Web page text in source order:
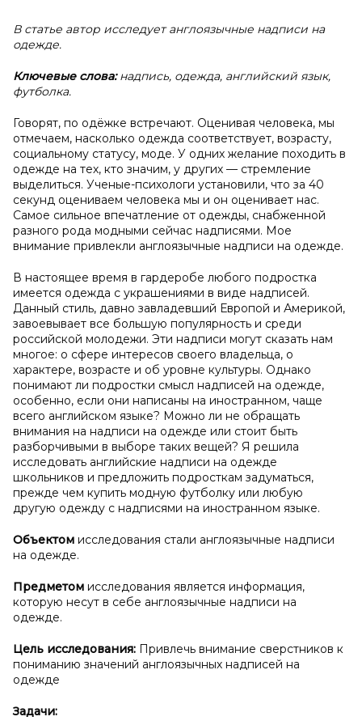
В статье автор исследует англоязычные надписи на
одежде.
Ключевые слова:надпись, одежда, английский язык,
футболка.
Говорят, по одёжке встречают. Оценивая человека, мы
отмечаем, насколько одежда соответствует, возрасту,
социальному статусу, моде. У одних желание походить в
одежде на тех, кто значим, у других — стремление
выделиться. Ученые-психологи установили, что за 40
секунд оцениваем человека мы и он оценивает нас.
Самое сильное впечатление от одежды, снабженной
разного рода модными сейчас надписями. Мое
внимание привлекли англоязычные надписи на одежде.
В настоящее время в гардеробе любого подростка
имеется одежда с украшениями в виде надписей.
Данный стиль, давно завладевший Европой и Америкой,
завоевывает все большую популярность и среди
российской молодежи. Эти надписи могут сказать нам
многое: о сфере интересов своего владельца, о
характере, возрасте и об уровне культуры. Однако
понимают ли подростки смысл надписей на одежде,
особенно, если они написаны на иностранном, чаще
всего английском языке? Можно ли не обращать
внимания на надписи на одежде или стоит быть
разборчивыми в выборе таких вещей? Я решила
исследовать английские надписи на одежде
школьников и предложить подросткам задуматься,
прежде чем купить модную футболку или любую
другую одежду с надписями на иностранном языке.
Объектом исследования стали англоязычные надписи
на одежде.
Предметом исследования является информация,
которую несут в себе англоязычные надписи на
одежде.
Цель исследования: Привлечь внимание сверстников к
пониманию значений англоязычных надписей на
одежде
Задачи: